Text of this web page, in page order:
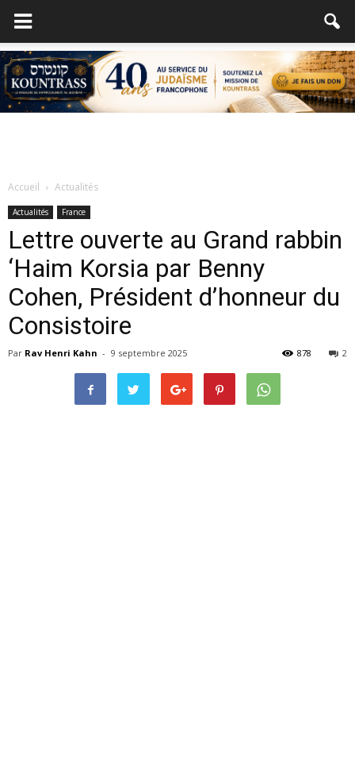
Accueil Actualités
Actualités France
Lettre ouverte au Grand rabbin
‘Haim Korsia par Benny
Cohen, Président d’honneur du
Consistoire
Par Rav Henri Kahn - 9 septembre 2025 2
878